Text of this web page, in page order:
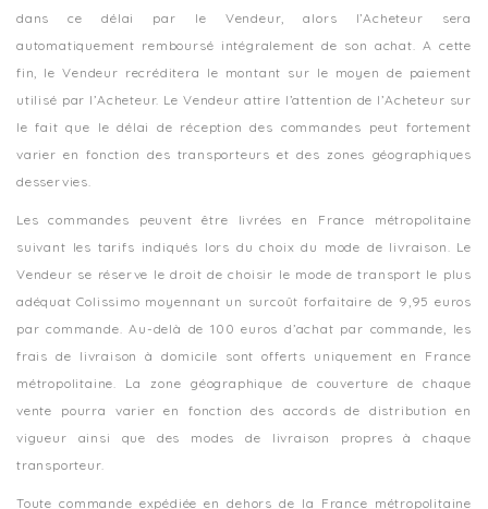
dans ce délai par le Vendeur, alors l’Acheteur sera
automatiquement remboursé intégralement de son achat. A cette
fin, le Vendeur recréditera le montant sur le moyen de paiement
utilisé par l’Acheteur. Le Vendeur attire l’attention de l’Acheteur sur
le fait que le délai de réception des commandes peut fortement
varier en fonction des transporteurs et des zones géographiques
desservies.
Les commandes peuvent être livrées en France métropolitaine
suivant les tarifs indiqués lors du choix du mode de livraison. Le
Vendeur se réserve le droit de choisir le mode de transport le plus
adéquat Colissimo moyennant un surcoût forfaitaire de 9,95 euros
par commande. Au-delà de 100 euros d’achat par commande, les
frais de livraison à domicile sont offerts uniquement en France
métropolitaine. La zone géographique de couverture de chaque
vente pourra varier en fonction des accords de distribution en
vigueur ainsi que des modes de livraison propres à chaque
transporteur.
Toute commande expédiée en dehors de la France métropolitaine